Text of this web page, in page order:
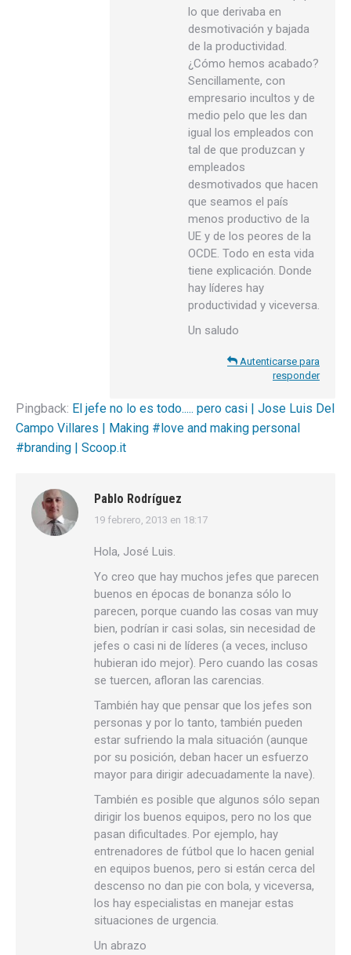
lo que derivaba en
desmotivación y bajada
de la productividad.
¿Cómo hemos acabado?
Sencillamente, con
empresario incultos y de
medio pelo que les dan
igual los empleados con
tal de que produzcan y
empleados
desmotivados que hacen
que seamos el país
menos productivo de la
UE y de los peores de la
OCDE. Todo en esta vida
tiene explicación. Donde
hay líderes hay
productividad y viceversa.
Un saludo
Autenticarse para
responder
Pingback: El jefe no lo es todo..... pero casi | Jose Luis Del
Campo Villares | Making #love and making personal
#branding | Scoop.it
Pablo Rodríguez
dice:
19 febrero, 2013 en 18:17
Hola, José Luis.
Yo creo que hay muchos jefes que parecen
buenos en épocas de bonanza sólo lo
parecen, porque cuando las cosas van muy
bien, podrían ir casi solas, sin necesidad de
jefes o casi ni de líderes (a veces, incluso
hubieran ido mejor). Pero cuando las cosas
se tuercen, afloran las carencias.
También hay que pensar que los jefes son
personas y por lo tanto, también pueden
estar sufriendo la mala situación (aunque
por su posición, deban hacer un esfuerzo
mayor para dirigir adecuadamente la nave).
También es posible que algunos sólo sepan
dirigir los buenos equipos, pero no los que
pasan dificultades. Por ejemplo, hay
entrenadores de fútbol que lo hacen genial
en equipos buenos, pero si están cerca del
descenso no dan pie con bola, y viceversa,
los hay especialistas en manejar estas
situaciones de urgencia.
Un abrazo